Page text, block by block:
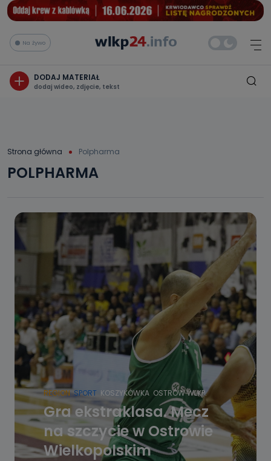
Na żywo
DODAJ MATERIAŁ
dodaj wideo, zdjęcie, tekst
Strona główna Polpharma
POLPHARMA
REGION SPORT KOSZYKÓWKA OSTRÓW WLKP.
Gra ekstraklasa. Mecz
na szczycie w Ostrowie
Wielkopolskim